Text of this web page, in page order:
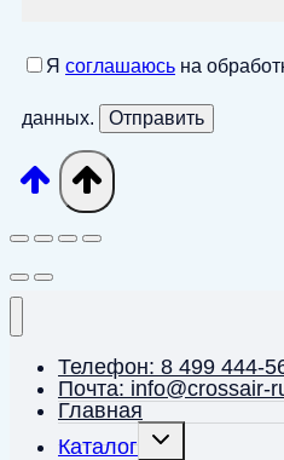
Я соглашаюсь на
данных.
Телефон: 8 499 444-
Почта: info@crossair-
Главная
Каталог
Переключить